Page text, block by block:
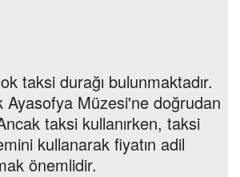
taksi durağı bulunmaktadır.
Ayasofya Müzesi'ne doğrudan
taksi kullanırken, taksi
kullanarak fiyatın adil
önemlidir.